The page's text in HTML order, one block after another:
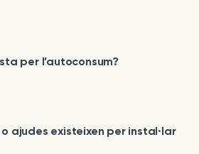
per l’autoconsum?
ajudes existeixen per instal·lar